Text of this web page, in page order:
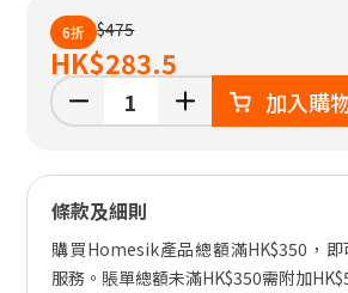
6折 $475
HK$283.5
加入購
條款及細則
購買Homesik產品總額滿HK$350，
服務。賬單總額未滿HK$350需附加